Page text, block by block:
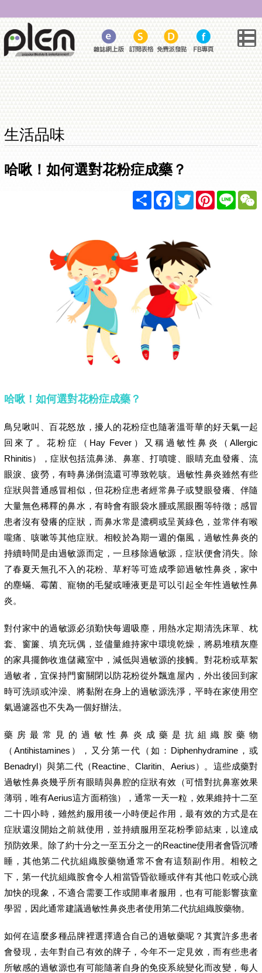
生活品味
哈啾！如何選對花粉症成藥？
ShareFacebook
TwitterPinterest
Line
哈啾！如何選對花粉症成藥？
鳥兒啾叫、百花怒放，擾人的花粉症也隨著溫哥華的好天氣一起
回來了。花粉症（Hay Fever）又稱過敏性鼻炎（Allergic
Rhinitis），症狀包括流鼻涕、鼻塞、打噴嚏、眼睛充血發癢、流
眼淚、疲勞，有時鼻涕倒流還可導致乾咳。過敏性鼻炎雖然有些
症狀與普通感冒相似，但花粉症患者經常鼻子或雙眼發癢、伴隨
大量無色稀釋的鼻水，有時會有眼袋水腫或黑眼圈等特徵；感冒
患者沒有發癢的症狀，而鼻水常是濃稠或呈黃綠色，並常伴有喉
嚨痛、咳嗽等其他症狀。相較於為期一週的傷風，過敏性鼻炎的
持續時間是由過敏源而定，一旦移除過敏源，症狀便會消失。除
了春夏天無孔不入的花粉、草籽等可造成季節過敏性鼻炎，家中
的塵蟎、霉菌、寵物的毛髮或唾液更是可以引起全年性過敏性鼻
炎。
對付家中的過敏源必須勤快每週吸塵，用熱水定期清洗床單、枕
套、窗簾、填充玩偶，並儘量維持家中環境乾燥，將易堆積灰塵
的家具擺飾收進儲藏室中，減低與過敏源的接觸。對花粉或草絮
過敏者，宜保持門窗關閉以防花粉從外飄進屋內，外出後回到家
時可洗頭或沖澡、將黏附在身上的過敏源洗淨，平時在家使用空
氣過濾器也不失為一個好辦法。
藥房最常見的過敏性鼻炎成藥是抗組織胺藥物
（Antihistamines），又分第一代（如：Diphenhydramine，或
Benadryl）與第二代（Reactine、Claritin、Aerius）。這些成藥對
過敏性鼻炎幾乎所有眼睛與鼻腔的症狀有效（可惜對抗鼻塞效果
薄弱，唯有Aerius這方面稍強），通常一天一粒，效果維持十二至
二十四小時，雖然約服用後一小時便起作用，最有效的方式是在
症狀還沒開始之前就使用，並持續服用至花粉季節結束，以達成
預防效果。除了約十分之一至五分之一的Reactine使用者會昏沉嗜
睡，其他第二代抗組織胺藥物通常不會有這類副作用。相較之
下，第一代抗組織胺會令人相當昏昏欲睡或伴有其他口乾或心跳
加快的現象，不適合需要工作或開車者服用，也有可能影響孩童
學習，因此通常建議過敏性鼻炎患者使用第二代抗組織胺藥物。
如何在這麼多種品牌裡選擇適合自己的過敏藥呢？其實許多患者
會發現，去年對自己有效的牌子，今年不一定見效，而有些患者
所敏感的過敏源也有可能隨著自身的免疫系統變化而改變，每人